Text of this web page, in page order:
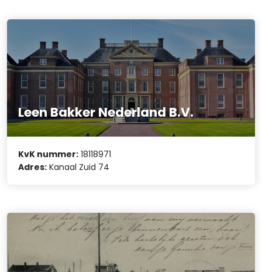
Leen Bakker Nederland B.V.
KvK nummer: 18118971
Adres: Kanaal Zuid 74